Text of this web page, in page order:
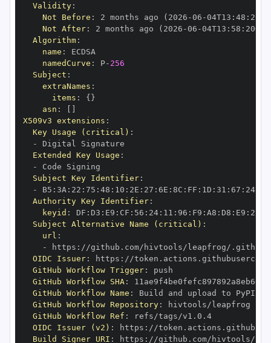
Validity:
Not Before : 2 months ago (2026 -06 -04T13 : 48 :
Not After: 2 months ago (2026 -06 -04T13 : 58 : 20+00
Algorithm:
name :
namedCurve : P- 256
Subject :
extraNames :
items : { }
asn :
X509v3 extensions :
Key Usage (critical) :
-
Extended Key Usage :
-
Subject Key Identifier:
-
B5 : 3A : 22 : 75 : 48 : 10 : 2E : 27 : 6E : 8C : FF : 1D : 31 : 67 : 24:
Authority Key Identifier:
keyid : DF : D3 : E9 : CF : 56 : 24: 11 : 96 : F9 : A8 : D8 : E9 : 28
Subject Alternative Name (critical) :
url :
-
https : //github.com/hivtools/leapfrog/.github/
OIDC Issuer: https :
GitHub Workflow Trigger:
GitHub Workflow SHA:
GitHub Workflow Name :
GitHub Workflow Repository:
GitHub Workflow Ref :
refs/tags/v1.0.4
OIDC Issuer (v2) : https :
Build Signer URI : https : //github.com/hivtools/